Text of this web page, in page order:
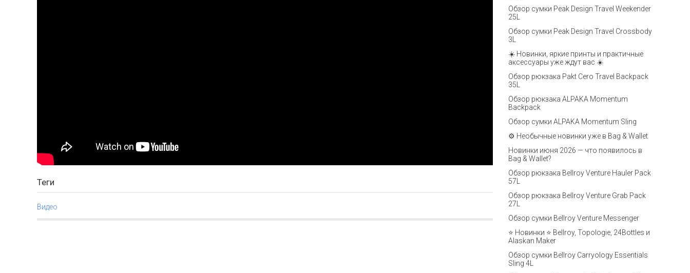
Теги
Видео
Обзор сумки Peak Design Travel Weekender
25L
Обзор сумки Peak Design Travel Crossbody
3L
☀️ Новинки, яркие принты и практичные
аксессуары уже ждут вас ☀️
Обзор рюкзака Pakt Cero Travel Backpack
35L
Обзор рюкзака ALPAKA Momentum
Backpack
Обзор сумки ALPAKA Momentum Sling
⚙️ Необычные новинки уже в Bag & Wallet
Новинки июня 2026 — что появилось в
Bag & Wallet?
Обзор рюкзака Bellroy Venture Hauler Pack
57L
Обзор рюкзака Bellroy Venture Grab Pack
27L
Обзор сумки Bellroy Venture Messenger
⭐ Новинки ⭐ Bellroy, Topologie, 24Bottles и
Alaskan Maker
Обзор сумки Bellroy Carryology Essentials
Sling 4L